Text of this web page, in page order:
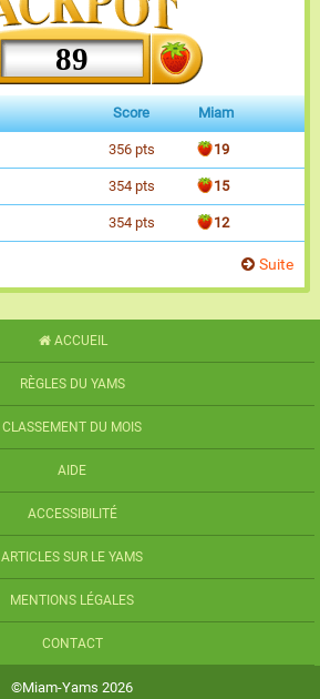
89
Score Miam
356 pts 19
354 pts 15
354 pts 12
Suite
ACCUEIL
RÈGLES DU YAMS
CLASSEMENT DU MOIS
AIDE
ACCESSIBILITÉ
ARTICLES SUR LE YAMS
MENTIONS LÉGALES
CONTACT
©Miam-Yams 2026